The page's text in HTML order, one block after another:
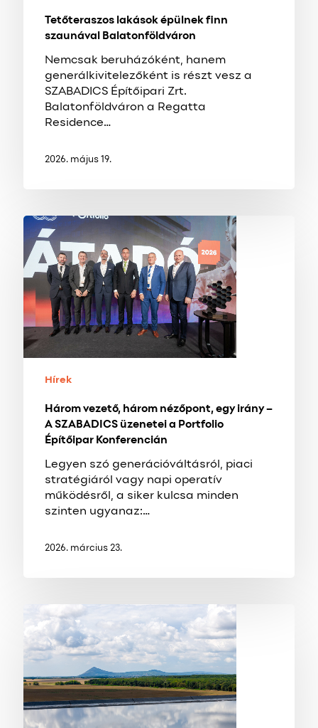
Tetőteraszos lakások épülnek finn
szaunával Balatonföldváron
Nemcsak beruházóként, hanem
generálkivitelezőként is részt vesz a
SZABADICS Építőipari Zrt.
Balatonföldváron a Regatta
Residence…
2026. május 19.
Három
vezető,
három
nézőpont,
irány
–
A
SZABADICS
Építőipar
Konferencián
Hírek
Három vezető, három nézőpont, egy irány –
A SZABADICS üzenetei a Portfolio
Építőipar Konferencián
Legyen szó generációváltásról, piaci
stratégiáról vagy napi operatív
működésről, a siker kulcsa minden
szinten ugyanaz:…
2026. március 23.
hektárral
nőtt
az
öntözött
területek
nagysága
Baranyában